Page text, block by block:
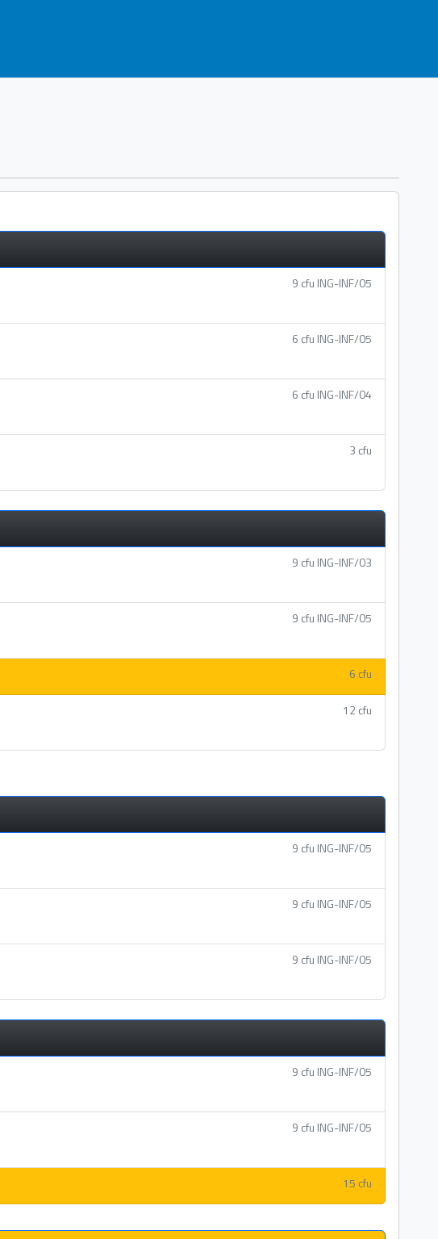
9 cfu ING-INF/05
6 cfu ING-INF/05
6 cfu ING-INF/04
3 cfu
9 cfu ING-INF/03
9 cfu ING-INF/05
6 cfu
12 cfu
9 cfu ING-INF/05
9 cfu ING-INF/05
9 cfu ING-INF/05
9 cfu ING-INF/05
9 cfu ING-INF/05
15 cfu